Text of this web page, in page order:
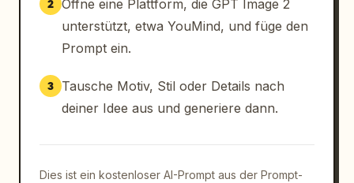
Neues Fußballtrikot mit Sponsorenlogo
Erstklassige Stofftextur
Detailliertes Teamwappen
2 Öffne eine Plattform, die GPT Image 2
unterstützt, etwa YouMind, und füge den
Prompt ein.
3
Tausche Motiv, Stil oder Details nach
deiner Idee aus und generiere dann.
Dies ist ein kostenloser AI-Prompt aus der Prompt-